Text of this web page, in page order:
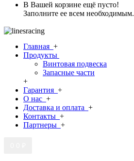
В Вашей корзине ещё пусто!
Заполните ее всем необходимым.
Главная +
Продукты
Винтовая подвеска
Запасные части
+
Гарантия +
О нас +
Доставка и оплата +
Контакты +
Партнеры +